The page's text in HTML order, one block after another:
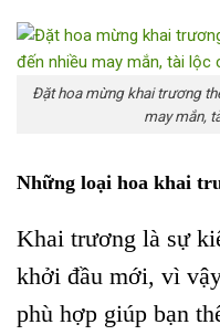
Đặt hoa mừng khai trương
may mắn,
Những loại hoa khai
Khai trương là sự
khởi đầu mới, vì
phù hợp giúp bạn